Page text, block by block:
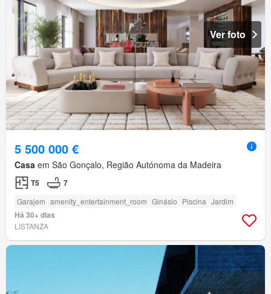
Ver foto
5 500 000 €
Casa em São Gonçalo, Região Autónoma da Madeira
T5 7
Garajem amenity_entertainment_room Ginásio Piscina Jardim
Há 30+ dias
LISTANZA